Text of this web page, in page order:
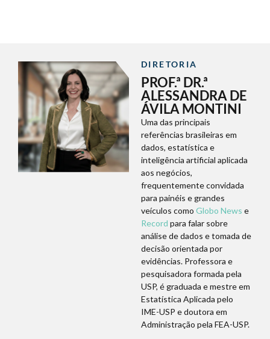
DIRETORIA
PROF.ª DR.ª
ALESSANDRA DE
ÁVILA MONTINI
Uma das principais
referências brasileiras em
dados, estatística e
inteligência artificial aplicada
aos negócios,
frequentemente convidada
para painéis e grandes
veículos como Globo News e
Record para falar sobre
análise de dados e tomada de
decisão orientada por
evidências. Professora e
pesquisadora formada pela
USP, é graduada e mestre em
Estatística Aplicada pelo
IME-USP e doutora em
Administração pela FEA-USP.